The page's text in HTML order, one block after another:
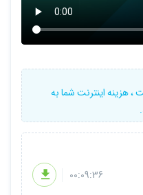
هزینه اینترنت شما به
00:09:36